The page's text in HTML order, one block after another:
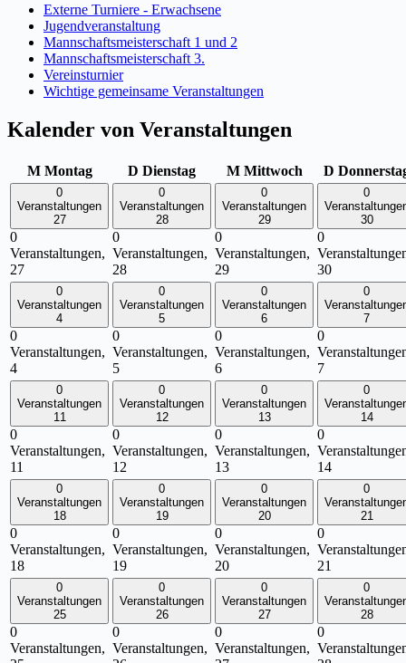
Externe Turniere - Erwachsene
Jugendveranstaltung
Mannschaftsmeisterschaft 1 und 2
Mannschaftsmeisterschaft 3.
Vereinsturnier
Wichtige gemeinsame Veranstaltungen
Kalender von Veranstaltungen
M Montag D Dienstag M Mittwoch D
0
Veranstaltungen
27
0
Veranstaltungen,
27
0
Veranstaltungen
28
0
Veranstaltungen,
28
0
Veranstaltungen
29
0
Veranstaltungen,
29
0
30
0
30
0
Veranstaltungen
4
0
Veranstaltungen,
4
0
Veranstaltungen
5
0
Veranstaltungen,
5
0
Veranstaltungen
6
0
Veranstaltungen,
6
0
7
0
7
0
Veranstaltungen
11
0
Veranstaltungen,
11
0
Veranstaltungen
12
0
Veranstaltungen,
12
0
Veranstaltungen
13
0
Veranstaltungen,
13
0
14
0
14
0
Veranstaltungen
18
0
Veranstaltungen,
18
0
Veranstaltungen
19
0
Veranstaltungen,
19
0
Veranstaltungen
20
0
Veranstaltungen,
20
0
21
0
21
0
Veranstaltungen
25
0
Veranstaltungen,
0
Veranstaltungen
26
0
Veranstaltungen,
0
Veranstaltungen
27
0
Veranstaltungen,
0
28
0